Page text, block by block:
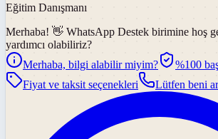
Eğitim Danışmanı
Merhaba! 👋 WhatsApp Destek birimine hoş
yardımcı olabiliriz?
Merhaba, bilgi alabilir miyim?
%100
Fiyat ve taksit seçenekleri
Lütfen beni